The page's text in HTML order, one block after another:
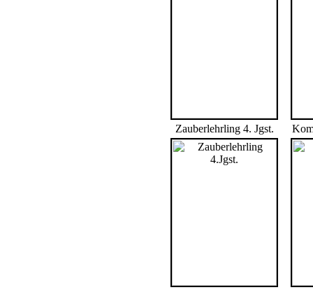
Zauberlehrling 4. Jgst.